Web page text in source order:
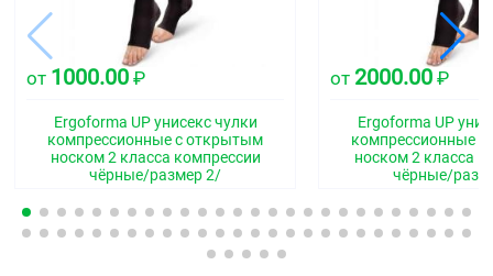
от 1000.00 ₽
Ergoforma UP унисекс чулки
компрессионные с открытым
носком 2 класса компрессии
чёрные/размер 2/
от 2000.00 ₽
Ergoforma UP
компрессионные
носком 2 класса
чёрные/